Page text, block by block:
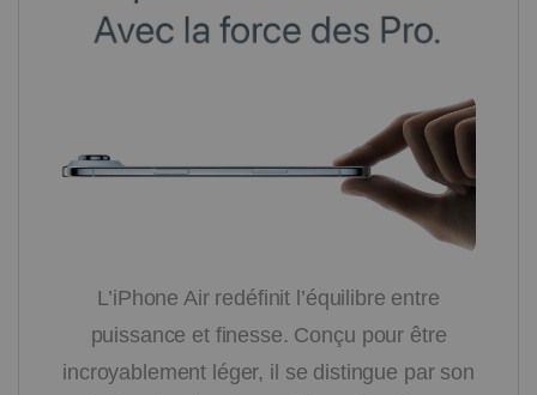
L’iPhone Air redéfinit l’équilibre entre
puissance et finesse. Conçu pour être
incroyablement léger, il se distingue par son